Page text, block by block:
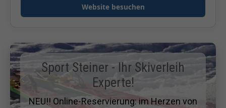
Website besuchen
Sport Steiner - Ihr Skiverleih
Experte!
NEU!! Online-Reservierung: im Herzen von